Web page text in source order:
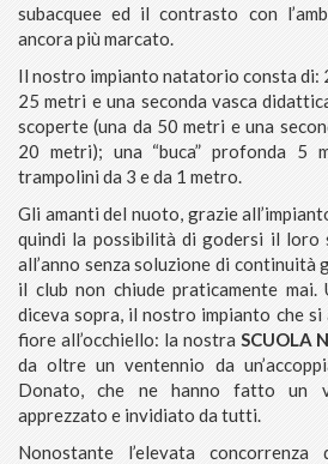
subacquee ed il contrasto con
ancora più marcato.
Il nostro impianto natatorio consta di:
25 metri e una seconda vasca
scoperte (una da 50 metri e una
20 metri); una “buca” profonda 5
trampolini da 3 e da 1 metro.
Gli amanti del nuoto, grazie
quindi la possibilità di godersi il
all’anno senza soluzione di continuità
il club non chiude praticamente mai.
diceva sopra, il nostro impianto che si
fiore all’occhiello: la nostra SCUOLA
da oltre un ventennio da
Donato, che ne hanno fatto un
apprezzato e invidiato da tutti.
Nonostante l’elevata